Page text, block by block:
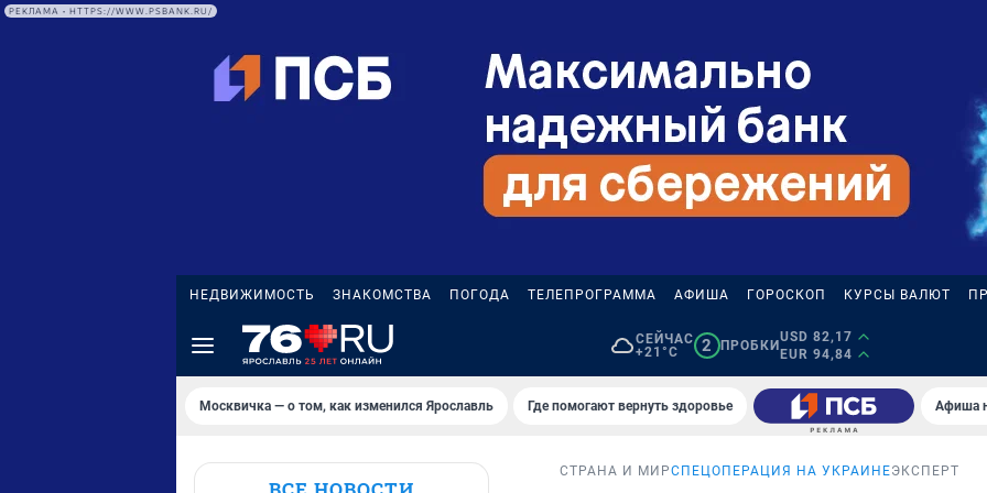
РЕКЛАМА • HTTPS://WWW.PSBANK.RU/
НЕДВИЖИМОСТЬ ЗНАКОМСТВА ПОГОДА ТЕЛЕПРОГРАММА АФИША ГОРОСКОП КУРСЫ ВАЛЮТ
СЕЙЧАС
+21°C
2 ПРОБКИ
USD 82,17
EUR 94,84
Москвичка — о том, как изменился Ярославль Где помогают вернуть здоровье Афиша
СТРАНА И МИРСПЕЦОПЕРАЦИЯ НА УКРАИНЕЭКСПЕРТ